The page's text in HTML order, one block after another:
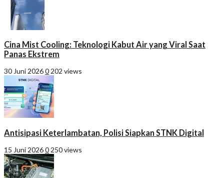
Cina Mist Cooling: Teknologi Kabut Air yang Viral Saat
Panas Ekstrem
30 Juni 20260 202 views
Antisipasi Keterlambatan, Polisi Siapkan STNK Digital
15 Juni 20260 250 views